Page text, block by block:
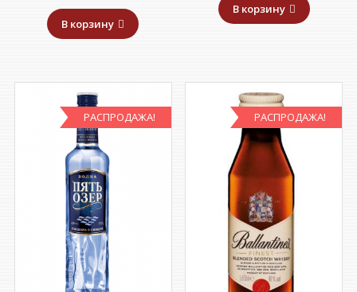
В корзину
В корзину
РАСПРОДАЖА! РАСПРОДАЖА!